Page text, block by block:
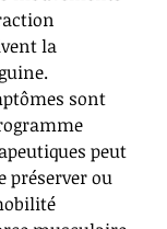
la
sont
peut
préserver ou